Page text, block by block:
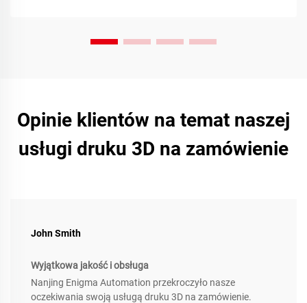
Opinie klientów na temat naszej
usługi druku 3D na zamówienie
John Smith
Wyjątkowa jakość i obsługa
Nanjing Enigma Automation przekroczyło nasze
oczekiwania swoją usługą druku 3D na zamówienie.